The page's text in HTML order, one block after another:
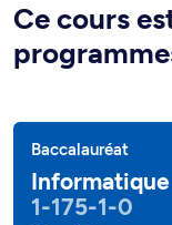
Ce cours
Baccalauréat
Informatique
1-175-1-0